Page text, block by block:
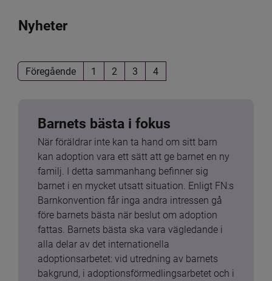
Nyheter
Föregående 1 2 3 4
Barnets bästa i fokus
När föräldrar inte kan ta hand om sitt barn
kan adoption vara ett sätt att ge barnet en ny
familj. I detta sammanhang befinner sig
barnet i en mycket utsatt situation. Enligt FN:s
Barnkonvention får inga andra intressen gå
före barnets bästa när beslut om adoption
fattas. Barnets bästa ska vara vägledande i
alla delar av det internationella
adoptionsarbetet: vid utredning av barnets
bakgrund, i adoptionsförmedlingsarbetet och i